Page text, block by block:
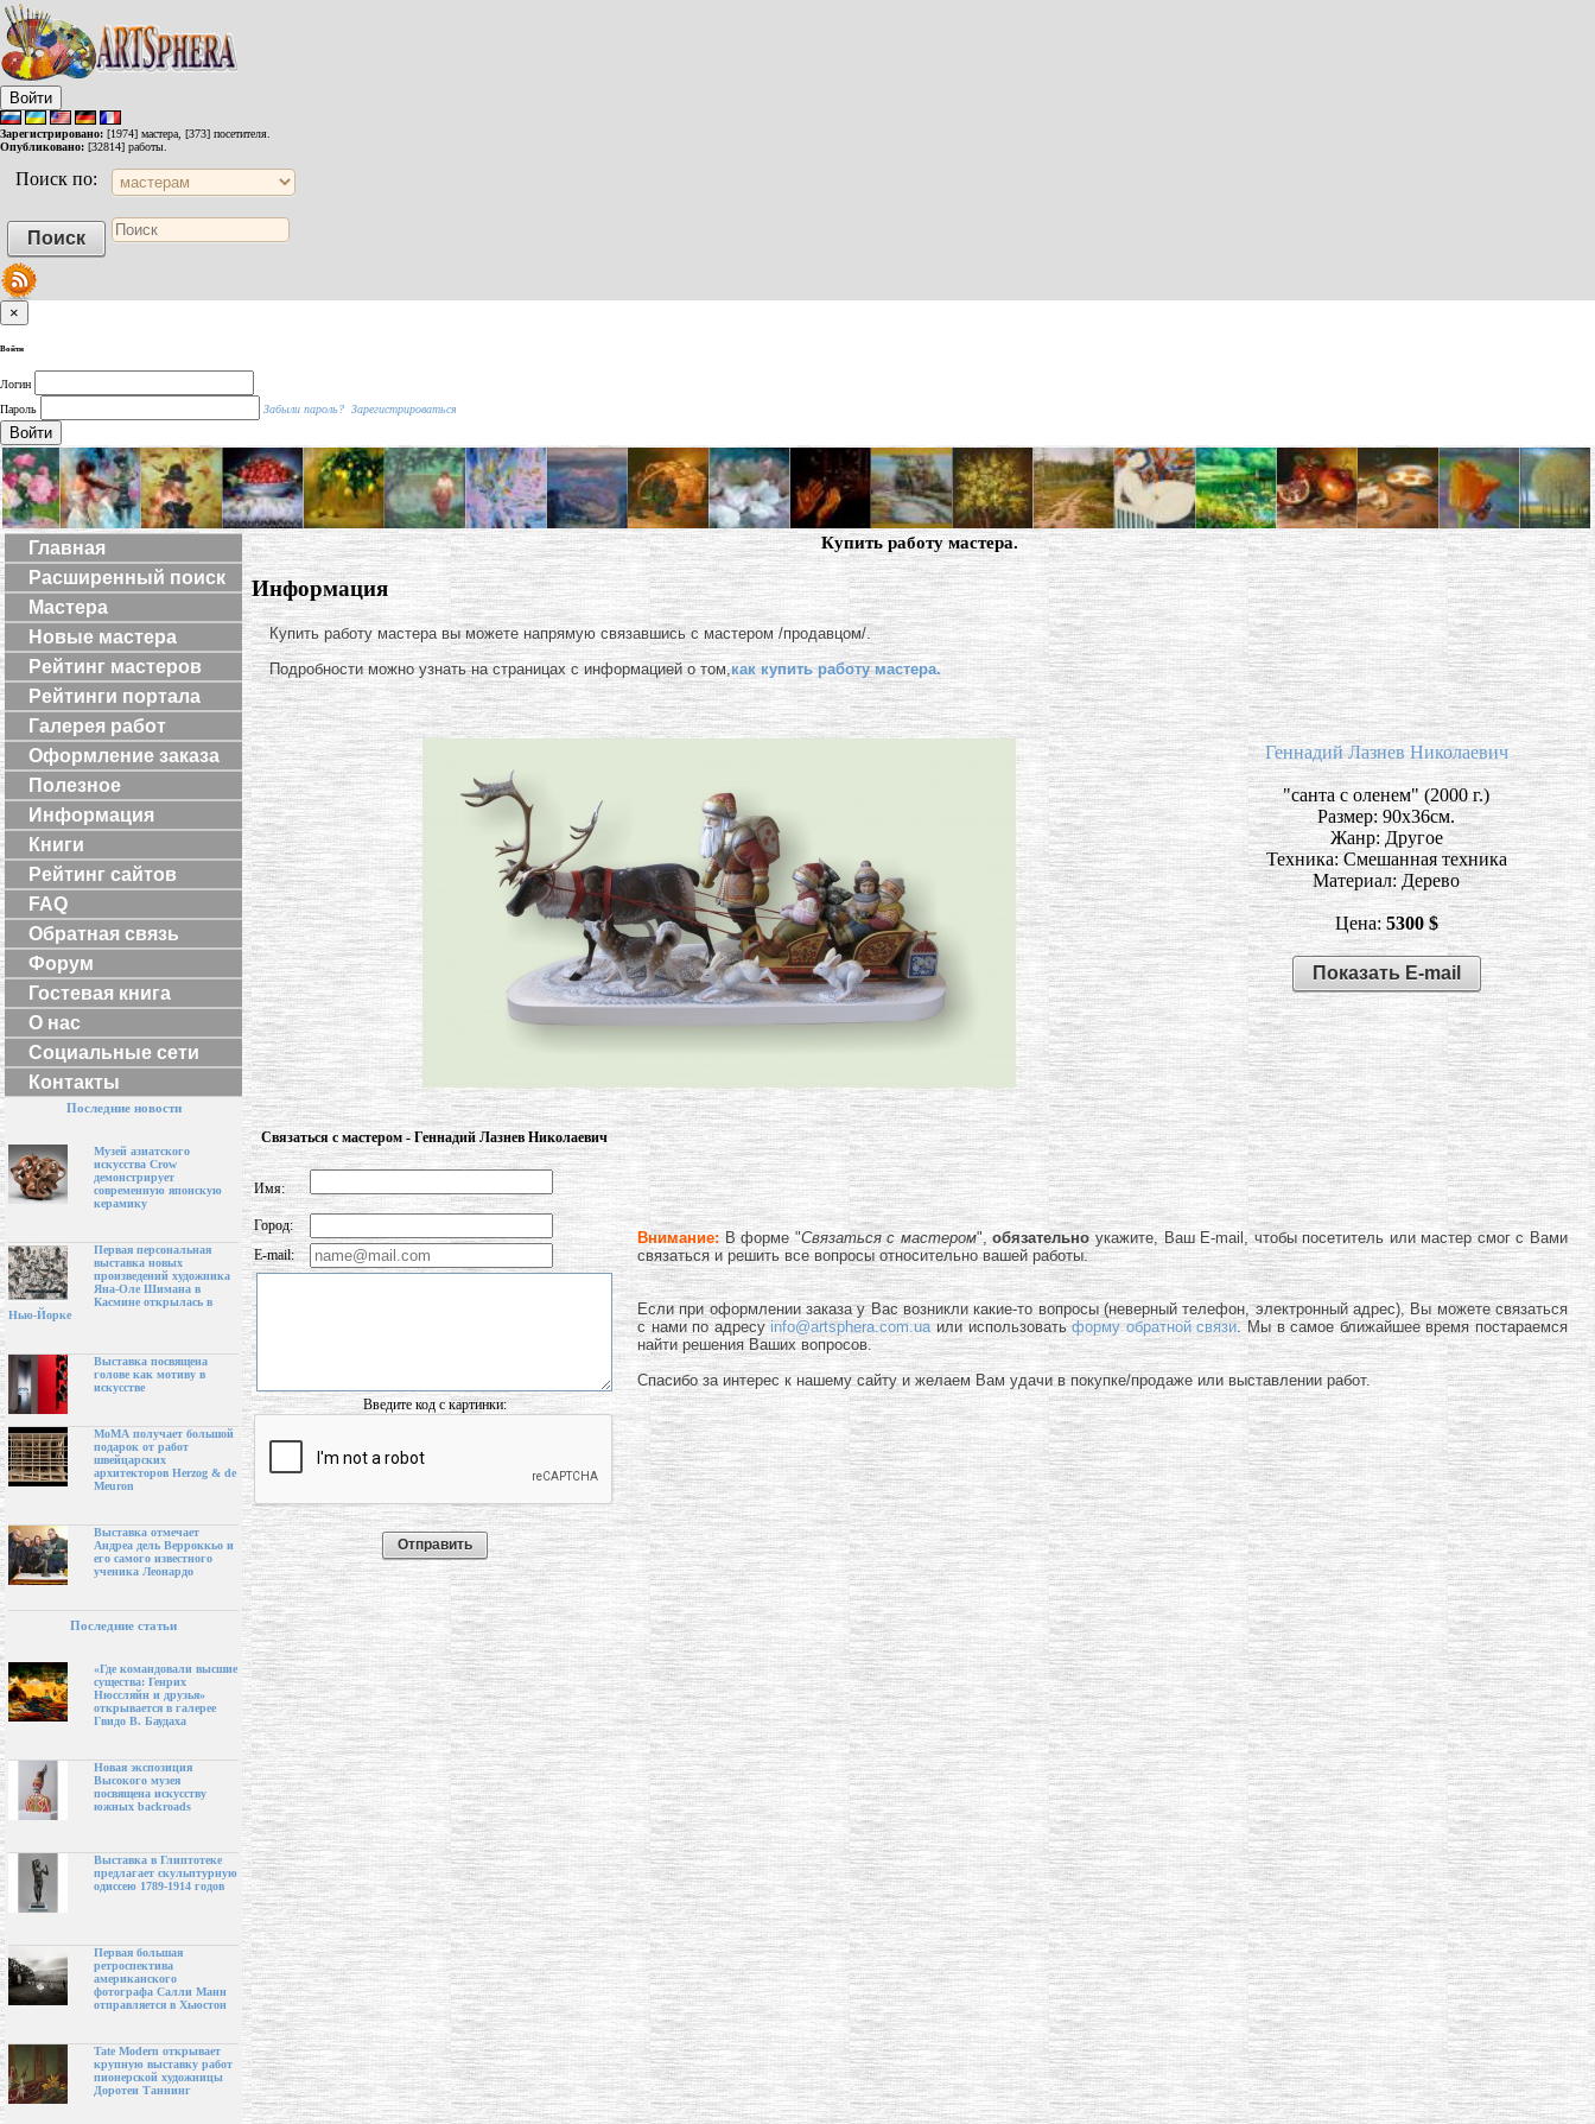
Войти
Зарегистрировано: [1974] мастера, [373] посетителя.
Опубликовано: [32814] работы.
Поиск по:
×
Войти
Логин
Пароль
Забыли пароль? Зарегистрироваться
Войти
Главная
Расширенный поиск
Мастера
Новые мастера
Рейтинг мастеров
Рейтинги портала
Галерея работ
Оформление заказа
Полезное
Информация
Книги
Рейтинг сайтов
FAQ
Обратная связь
Форум
Гостевая книга
О нас
Социальные сети
Контакты
Последние новости
Музей азиатского
искусства Crow
демонстрирует
современную японскую
керамику
Первая персональная
выставка новых
произведений художника
Яна-Оле Шимана в
Касмине открылась в
Нью-Йорке
Выставка посвящена
голове как мотиву в
искусстве
МоМА получает большой
подарок от работ
швейцарских
архитекторов Herzog & de
Meuron
Выставка отмечает
Андреа дель Верроккьо и
его самого известного
ученика Леонардо
Последние статьи
«Где командовали высшие
существа: Генрих
Нюссляйн и друзья»
открывается в галерее
Гвидо В. Баудаха
Новая экспозиция
Высокого музея
посвящена искусству
южных backroads
Выставка в Глиптотеке
предлагает скульптурную
одиссею 1789-1914 годов
Первая большая
ретроспектива
американского
фотографа Салли Манн
отправляется в Хьюстон
Tate Modern открывает
крупную выставку работ
пионерской художницы
Доротеи Таннинг
Купить работу мастера.
Информация
Купить работу мастера вы можете напрямую связавшись с мастером /продавцом/.
Подробности можно узнать на страницах с информацией о том,как купить работу мастера.
Геннадий Лазнев Николаевич
"санта с оленем" (2000 г.)
Размер: 90х36см.
Жанр: Другое
Техника: Смешанная техника
Материал: Дерево
Цена: 5300 $
Показать E-mail
Связаться с мастером - Геннадий Лазнев Николаевич
Внимание:В форме "Связаться с мастером",обязательноукажите, Ваш E-mail, чтобы посетитель или мастер смог с Вами
связаться и решить все вопросы относительно вашей работы.
Если при оформлении заказа у Вас возникли какие-то вопросы (неверный телефон, электронный адрес), Вы можете связаться
с нами по адресуinfo@artsphera.com.ua или использоватьформу обратной связи. Мы в самое ближайшее время постараемся
найти решения Ваших вопросов.
Спасибо за интерес к нашему сайту и желаем Вам удачи в покупке/продаже или выставлении работ.
Имя:
Город:
E-mail:
Введите код с картинки: